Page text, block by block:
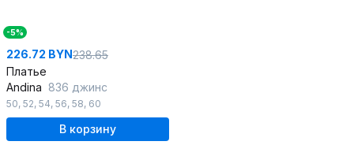
-5%
226.72 BYN238.65
Платье
Andina 836 джинс
50, 52, 54, 56, 58, 60
В корзину